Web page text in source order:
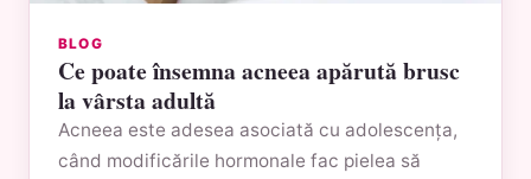
BLOG
Ce poate însemna acneea apărută brusc
la vârsta adultă
Acneea este adesea asociată cu adolescența,
când modificările hormonale fac pielea să